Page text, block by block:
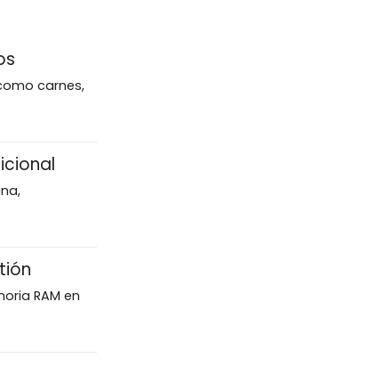
carnes,
RAM en